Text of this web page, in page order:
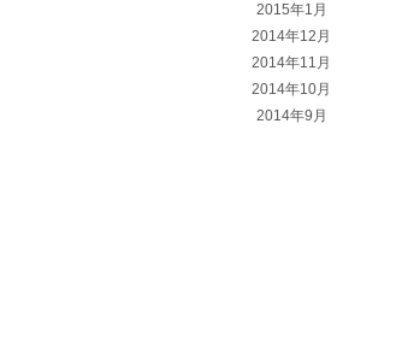
2015年1月
2014年12月
2014年11月
2014年10月
2014年9月